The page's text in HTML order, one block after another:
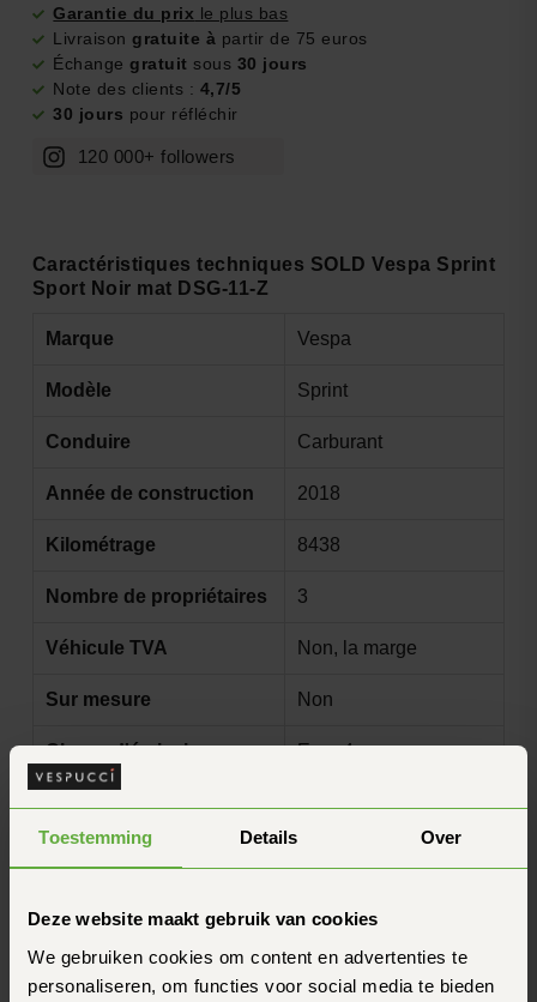
Toestemming Details Over
Deze website maakt gebruik van cookies
We gebruiken cookies om content en advertenties te
personaliseren, om functies voor social media te bieden
Garantie du prix le plus bas
Livraison gratuite à partir de 75 euros
Échange gratuitsous 30 jours
Note des clients : 4,7/5
30 jours pour réfléchir
120 000+ followers
Caractéristiques techniques SOLD Vespa Sprint
Sport Noir mat DSG-11-Z
Marque Vespa
Modèle Sprint
Conduire Carburant
Année de construction 2018
Kilométrage 8438
Nombre de propriétaires 3
Véhicule TVA Non, la marge
Sur mesure Non
Classe d'émission Euro 4
Couleur Noir mat